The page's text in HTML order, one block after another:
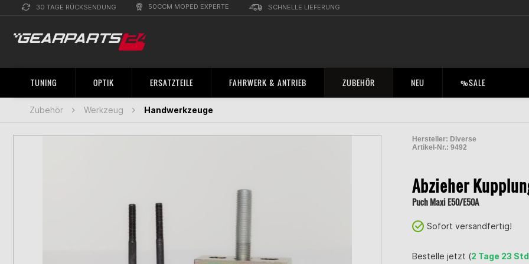
30 TAGE RÜCKSENDUNG 50CCM MOPED EXPERTE SCHNELLE LIEFERUNG
TUNING OPTIK ERSATZTEILE FAHRWERK & ANTRIEB ZUBEHÖR NEU %SALE
Zubehör Werkzeug Handwerkzeuge
Hersteller: Diverse
Artikel-Nr.: 9492
Abzieher
Puch Maxi E50/E50A
Sofort versandfertig!
Bestelle jetzt (2 Tage 23